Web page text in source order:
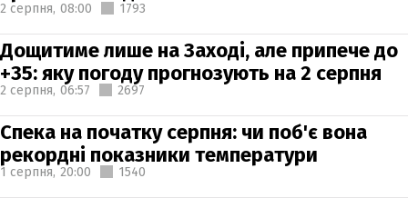
2 серпня, 08:00 1793
Дощитиме лише на Заході, але припече до
+35: яку погоду прогнозують на 2 серпня
2 серпня, 06:57 2697
Спека на початку серпня: чи поб'є вона
рекордні показники температури
1 серпня, 20:00 1540